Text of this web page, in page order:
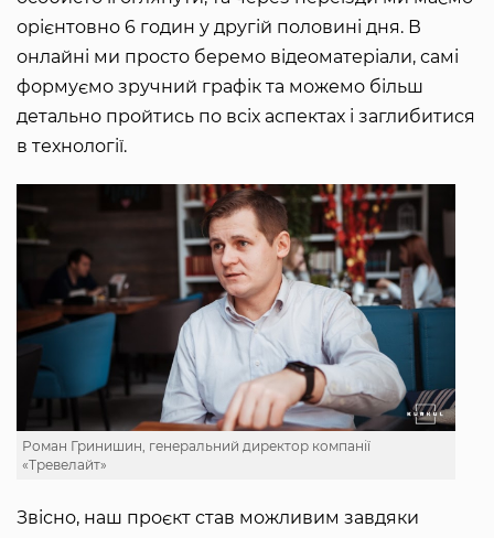
орієнтовно 6 годин у другій половині дня. В
онлайні ми просто беремо відеоматеріали, самі
формуємо зручний графік та можемо більш
детально пройтись по всіх аспектах і заглибитися
в технології.
Роман Гринишин, генеральний директор компанії
«Тревелайт»
Звісно, наш проєкт став можливим завдяки